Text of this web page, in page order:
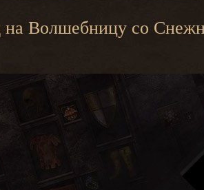
на Волшебницу со